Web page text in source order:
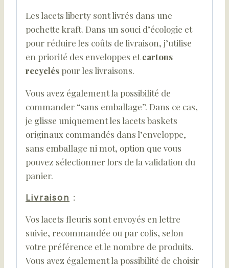
Les lacets liberty sont livrés dans une
pochette kraft. Dans un souci d’écologie et
pour réduire les coûts de livraison, j’utilise
en priorité des enveloppes etcartons
recyclés pour les livraisons.
Vous avez également la possibilité de
commander “sans emballage”. Dans ce cas,
je glisse uniquement les lacets baskets
originaux commandés dans l’enveloppe,
sans emballage ni mot, option que vous
pouvez sélectionner lors de la validation du
panier.
Livraison :
Vos lacets fleuris sont envoyés en lettre
suivie, recommandée ou par colis, selon
votre préférence et le nombre de produits.
Vous avez également la possibilité de choisir